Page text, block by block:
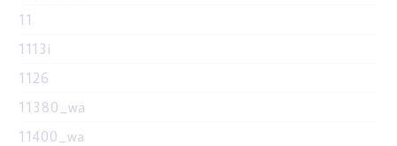
11
1113i
1126
11380_wa
11400_wa